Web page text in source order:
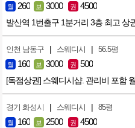
월 260 보 3000 권 4500
발산역 1번출구 1분거리 3층 최고 상
인천 남동구 | 스웨디시 | 56.5평
월 160 보 3000 권 500
[독점상권] 스웨디시샵. 관리비 포함
경기 화성시 | 스웨디시 | 85평
월 160 보 2500 권 4500